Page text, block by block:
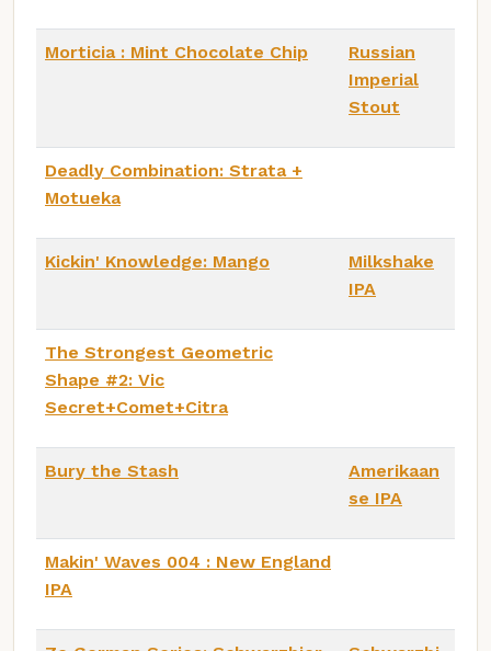
Morticia : Mint Chocolate Chip
Russian
Imperial
Stout
Deadly Combination: Strata +
Motueka
Kickin' Knowledge: Mango
Milkshake
IPA
The Strongest Geometric
Shape #2: Vic
Secret+Comet+Citra
Bury the Stash
Amerikaan
se IPA
Makin' Waves 004 : New England
IPA